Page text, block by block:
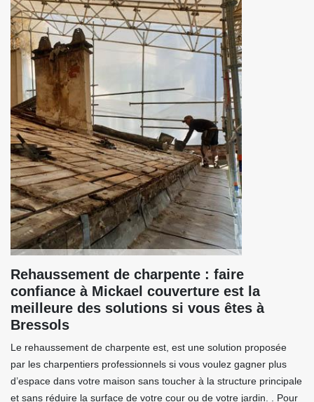
Rehaussement de charpente : faire
confiance à Mickael couverture est la
meilleure des solutions si vous êtes à
Bressols
Le rehaussement de charpente est, est une solution proposée
par les charpentiers professionnels si vous voulez gagner plus
d’espace dans votre maison sans toucher à la structure principale
et sans réduire la surface de votre cour ou de votre jardin. . Pour